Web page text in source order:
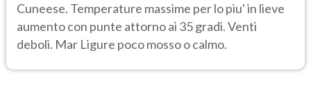
Cuneese. Temperature massime per lo piu' in lieve
aumento con punte attorno ai 35 gradi. Venti
deboli. Mar Ligure poco mosso o calmo.